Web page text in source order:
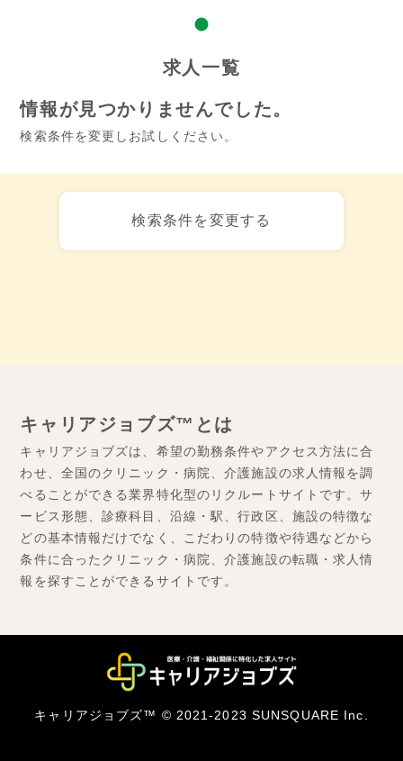
求人一覧
情報が見つかりませんでした。
検索条件を変更しお試しください。
検索条件を変更する
キャリアジョブズ™とは
キャリアジョブズは、希望の勤務条件やアクセス方法に合
わせ、全国のクリニック・病院、介護施設の求人情報を調
べることができる業界特化型のリクルートサイトです。サ
ービス形態、診療科目、沿線・駅、行政区、施設の特徴な
どの基本情報だけでなく、こだわりの特徴や待遇などから
条件に合ったクリニック・病院、介護施設の転職・求人情
報を探すことができるサイトです。
キャリアジョブズ™ © 2021-2023 SUNSQUARE Inc.